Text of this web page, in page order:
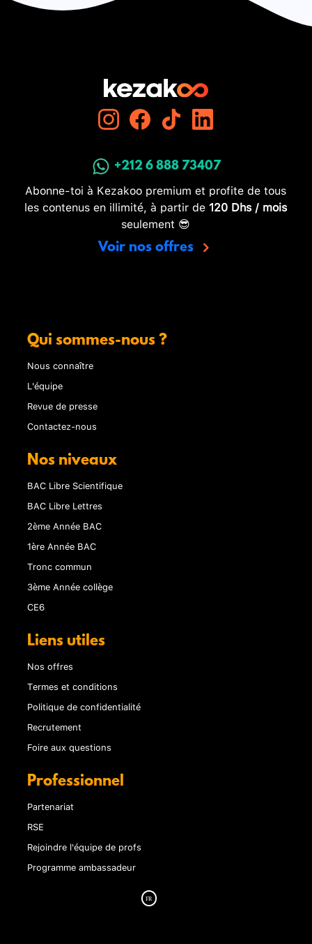
+212 6 888 73407
Abonne-toi à Kezakoo premium et profite de tous
les contenus en illimité, à partir de 120 Dhs / mois
seulement 😎
Voir nos offres
Qui sommes-nous ?
Nous connaître
L'équipe
Revue de presse
Contactez-nous
Nos niveaux
BAC Libre Scientifique
BAC Libre Lettres
2ème Année BAC
1ère Année BAC
Tronc commun
3ème Année collège
CE6
Liens utiles
Nos offres
Termes et conditions
Politique de confidentialité
Recrutement
Foire aux questions
Professionnel
Partenariat
RSE
Rejoindre l'équipe de profs
Programme ambassadeur